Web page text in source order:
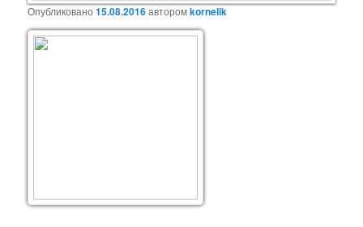
Опубликовано15.08.2016авторомkornelik